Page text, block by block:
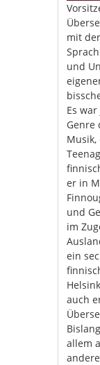
mit
und
Es
Genre
er in
und
im
ein
auch
allem